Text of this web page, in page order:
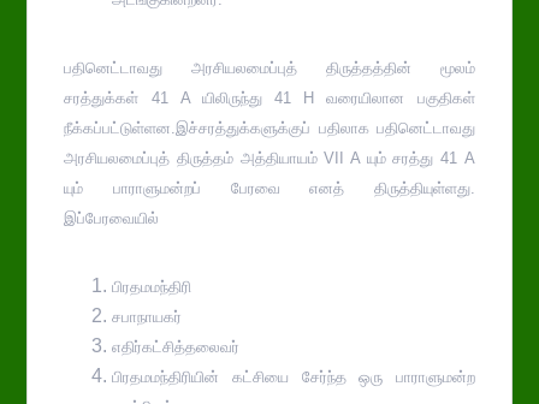
பதினெட்டாவது அரசியலமைப்புத் திருத்தத்தின் மூலம்
சரத்துக்கள் 41 A யிலிருந்து 41 H வரையிலான பகுதிகள்
நீக்கப்பட்டுள்ளன.இச்சரத்துக்களுக்குப் பதிலாக பதினெட்டாவது
அரசியலமைப்புத் திருத்தம் அத்தியாயம் VII A யும் சரத்து 41 A
யும் பாராளுமன்றப் பேரவை எனத் திருத்தியுள்ளது.
இப்பேரவையில்
பிரதமமந்திரி
சபாநாயகர்
எதிர்கட்சித்தலைவர்
பிரதமமந்திரியின் கட்சியை சேர்ந்த ஒரு பாராளுமன்ற